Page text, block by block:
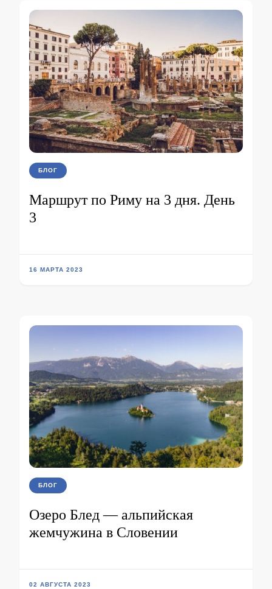
БЛОГ
Маршрут по Риму на 3 дня. День
3
16 МАРТА 2023
БЛОГ
Озеро Блед — альпийская
жемчужина в Словении
02 АВГУСТА 2023